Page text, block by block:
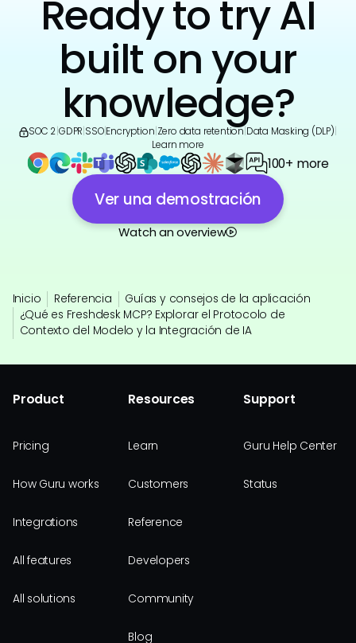
Ready to try AI
built on your
knowledge?
SOC 2 GDPR SSO|Encryption Zero data retention Data Masking (DLP)
Learn more
100+ more
Ver una demostración
Watch an overview
Inicio Referencia
Guías y consejos de la aplicación
¿Qué es Freshdesk MCP? Explorar el Protocolo de
Contexto del Modelo y la Integración de IA
Product
Pricing
How Guru works
Integrations
All features
All solutions
Resources
Learn
Customers
Reference
Developers
Community
Blog
Support
Guru Help Center
Status